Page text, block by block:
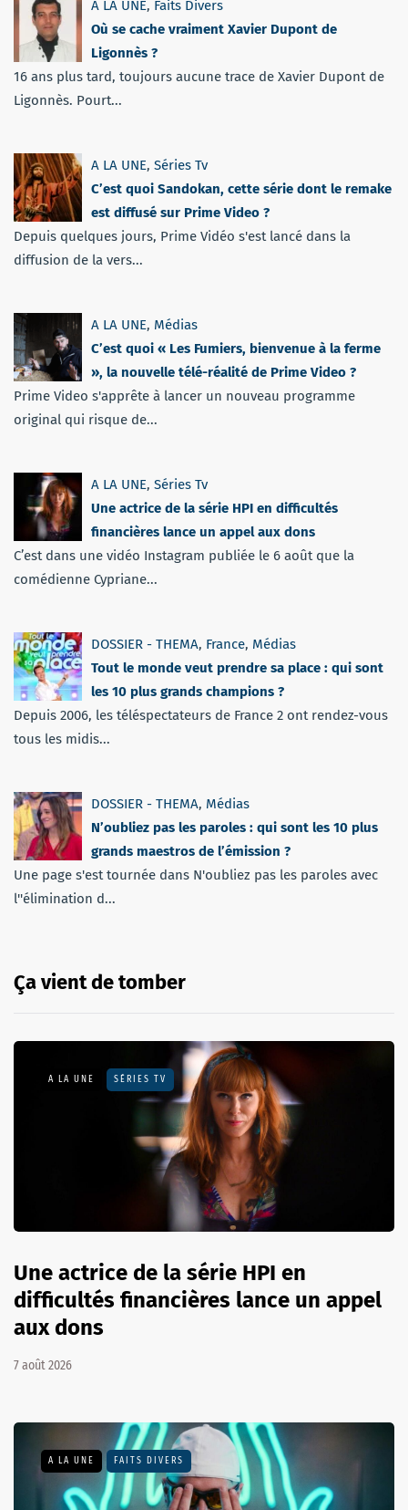
A LA UNE, Faits Divers
Où se cache vraiment Xavier Dupont de
Ligonnès ?
16 ans plus tard, toujours aucune trace de Xavier Dupont de
Ligonnès. Pourt...
A LA UNE, Séries Tv
C’est quoi Sandokan, cette série dont le remake
est diffusé sur Prime Video ?
Depuis quelques jours, Prime Vidéo s'est lancé dans la
diffusion de la vers...
A LA UNE, Médias
C’est quoi « Les Fumiers, bienvenue à la ferme
», la nouvelle télé-réalité de Prime Video ?
Prime Video s'apprête à lancer un nouveau programme
original qui risque de...
A LA UNE, Séries Tv
Une actrice de la série HPI en difficultés
financières lance un appel aux dons
C’est dans une vidéo Instagram publiée le 6 août que la
comédienne Cypriane...
DOSSIER - THEMA, France, Médias
Tout le monde veut prendre sa place : qui sont
les 10 plus grands champions ?
Depuis 2006, les téléspectateurs de France 2 ont rendez-vous
tous les midis...
DOSSIER - THEMA, Médias
N’oubliez pas les paroles : qui sont les 10 plus
grands maestros de l’émission ?
Une page s'est tournée dans N'oubliez pas les paroles avec
l''élimination d...
Ça vient de tomber
A LA UNE SÉRIES TV
Une actrice de la série HPI en
difficultés financières lance un appel
aux dons
7 août 2026
A LA UNE FAITS DIVERS